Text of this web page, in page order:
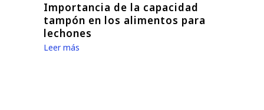
Importancia de la capacidad
tampón en los alimentos para
lechones
Leer más